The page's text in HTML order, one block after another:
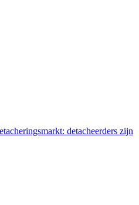
detacheerders zijn